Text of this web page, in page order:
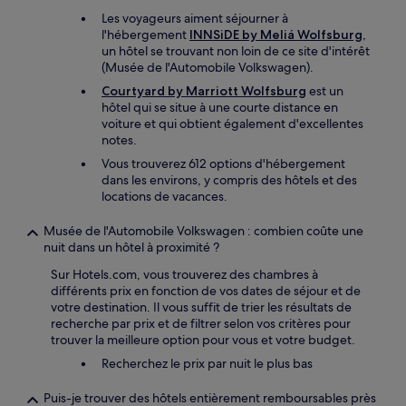
Les voyageurs aiment séjourner à
l'hébergement INNSiDE by Meliá Wolfsburg,
un hôtel se trouvant non loin de ce site d'intérêt
(Musée de l'Automobile Volkswagen).
Courtyard by Marriott Wolfsburg est un
hôtel qui se situe à une courte distance en
voiture et qui obtient également d'excellentes
notes.
Vous trouverez 612 options d'hébergement
dans les environs, y compris des hôtels et des
locations de vacances.
Musée de l'Automobile Volkswagen : combien coûte une
nuit dans un hôtel à proximité ?
Sur Hotels.com, vous trouverez des chambres à
différents prix en fonction de vos dates de séjour et de
votre destination. Il vous suffit de trier les résultats de
recherche par prix et de filtrer selon vos critères pour
trouver la meilleure option pour vous et votre budget.
Recherchez le prix par nuit le plus bas
Puis-je trouver des hôtels entièrement remboursables près